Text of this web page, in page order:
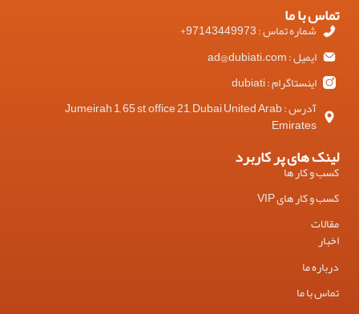
تماس با ما
شماره تماس : 97143449973+
ایمیل : ad@dubiati.com
اینستاگرام : dubiati
آدرس : Jumeirah 1, 65 st, office 21, Dubai United Arab
Emirates
لینک های پر کاربرد
کسب و کار ها
کسب و کار های VIP
مقالات
اخبار
درباره ما
تماس با ما